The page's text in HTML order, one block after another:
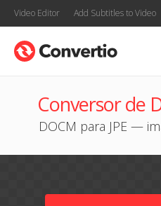
Video Editor Add Subtitles to Video
Conversor de
DOCM para JPE —